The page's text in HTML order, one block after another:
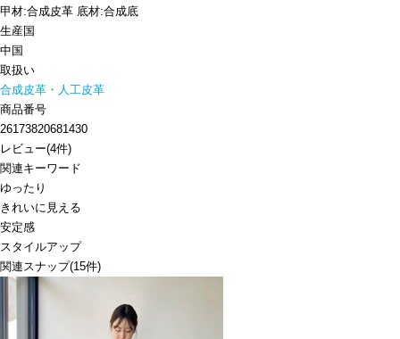
甲材:合成皮革 底材:合成底
生産国
中国
取扱い
合成皮革・人工皮革
商品番号
26173820681430
レビュー(4件)
関連キーワード
ゆったり
きれいに見える
安定感
スタイルアップ
関連スナップ(15件)